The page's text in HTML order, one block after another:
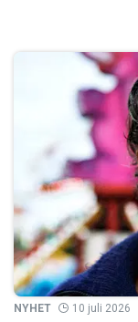
NYHET 10 juli 2026